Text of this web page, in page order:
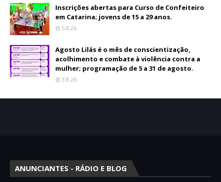
Inscrições abertas para Curso de Confeiteiro
em Catarina; jovens de 15 a 29 anos.
5.8.26
Agosto Lilás é o mês de conscientização,
acolhimento e combate à violência contra a
mulher; programação de 5 a 31 de agosto.
3.8.26
ANUNCIANTES - RÁDIO E BLOG